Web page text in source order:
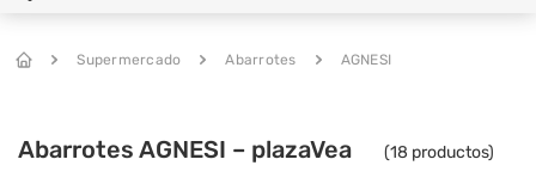
Supermercado Abarrotes AGNESI
Abarrotes AGNESI – plazaVea (18 productos)